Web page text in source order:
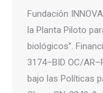
Fundación
la Planta Piloto
biológicos”.
3174–BID OC/
bajo las Políticas